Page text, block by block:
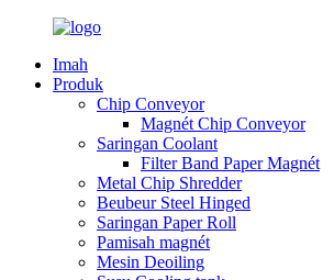
Imah
Produk
Chip Conveyor
Magnét Chip Conveyor
Saringan Coolant
Filter Band Paper Magnét
Metal Chip Shredder
Beubeur Steel Hinged
Saringan Paper Roll
Pamisah magnét
Mesin Deoiling